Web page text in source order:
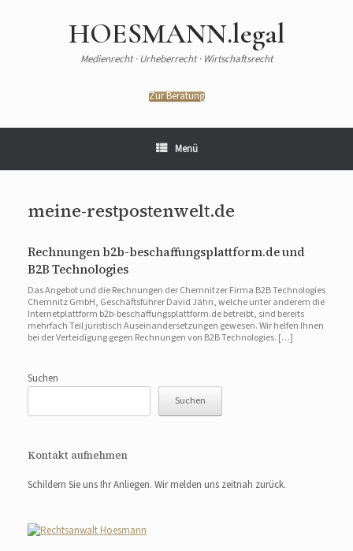
HOESMANN.legal
Medienrecht · Urheberrecht · Wirtschaftsrecht
Zur Beratung
Menü
meine-restpostenwelt.de
Rechnungen b2b-beschaffungsplattform.de und
B2B Technologies
Das Angebot und die Rechnungen der Chemnitzer Firma B2B Technologies
Chemnitz GmbH, Geschäftsführer David Jähn, welche unter anderem die
Internetplattform b2b-beschaffungsplattform.de betreibt, sind bereits
mehrfach Teil juristisch Auseinandersetzungen gewesen. Wir helfen Ihnen
bei der Verteidigung gegen Rechnungen von B2B Technologies. […]
Suchen
Suchen
Kontakt aufnehmen
Schildern Sie uns Ihr Anliegen. Wir melden uns zeitnah zurück.